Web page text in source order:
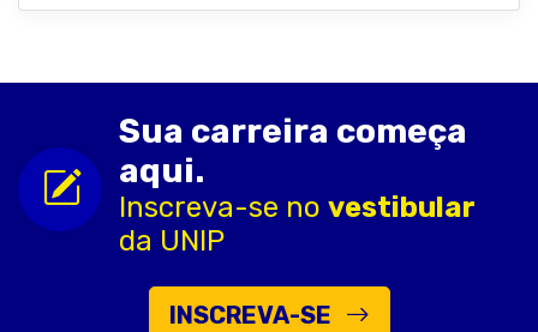
Sua carreira começa
aqui.
Inscreva-se no vestibular
da UNIP
INSCREVA-SE